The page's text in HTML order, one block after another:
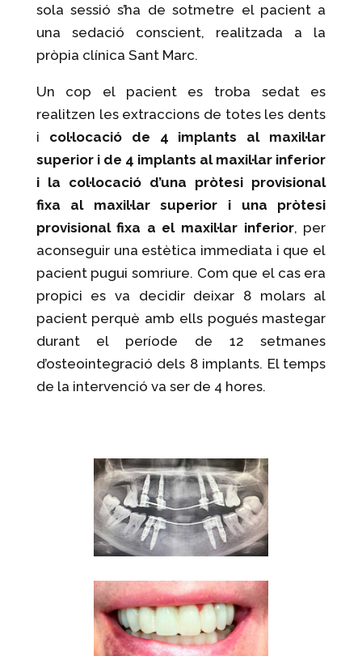
sola sessió s’ha de sotmetre el pacient a
una sedació conscient, realitzada a la
pròpia clínica Sant Marc.
Un cop el pacient es troba sedat es
realitzen les extraccions de totes les dents
i col·locació de 4 implants al maxil·lar
superior i de 4 implants al maxil·lar inferior
i la col·locació d’una pròtesi provisional
fixa al maxil·lar superior i una pròtesi
provisional fixa a el maxil·lar inferior, per
aconseguir una estètica immediata i que el
pacient pugui somriure. Com que el cas era
propici es va decidir deixar 8 molars al
pacient perquè amb ells pogués mastegar
durant el període de 12 setmanes
d’osteointegració dels 8 implants. El temps
de la intervenció va ser de 4 hores.